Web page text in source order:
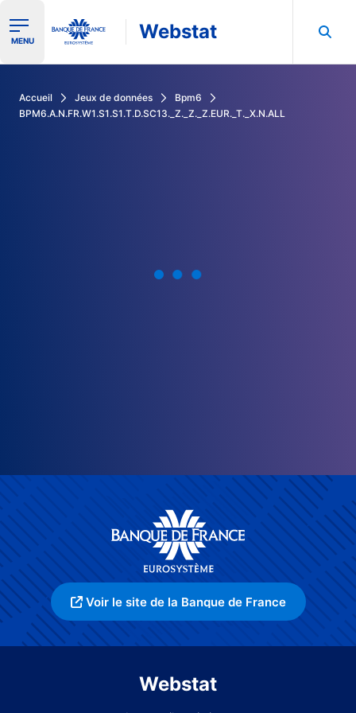
Ouvrir le menu de navigation
MENU Webstat
Accueil Jeux de données
Bpm6
BPM6.A.N.FR.W1.S1.S1.T.D.SC13._Z._Z._Z.EUR._T._X.N.ALL
Voir le site de la Banque de France
Webstat